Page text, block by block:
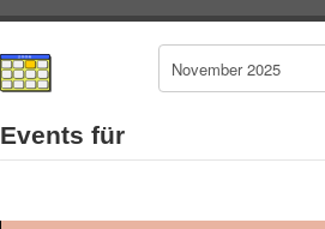
Events für